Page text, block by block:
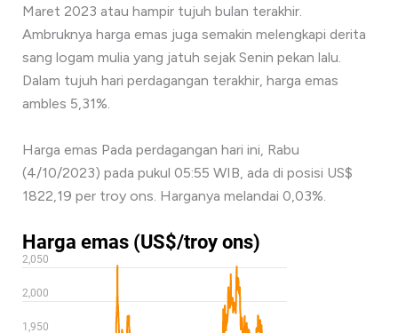
Maret 2023 atau hampir tujuh bulan terakhir.
Ambruknya harga emas juga semakin melengkapi derita
sang logam mulia yang jatuh sejak Senin pekan lalu.
Dalam tujuh hari perdagangan terakhir, harga emas
ambles 5,31%.
Harga emas Pada perdagangan hari ini, Rabu
(4/10/2023) pada pukul 05:55 WIB, ada di posisi US$
1822,19 per troy ons. Harganya melandai 0,03%.